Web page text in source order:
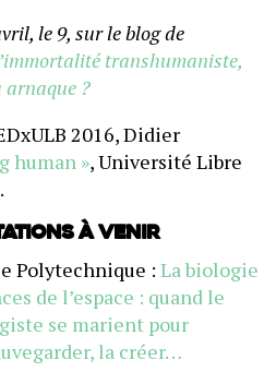
le 9, sur le blog de
transhumaniste,
?
2016, Didier
human », Université Libre
à venir
Polytechnique : La biologie
de l’espace : quand le
se marient pour
la créer…